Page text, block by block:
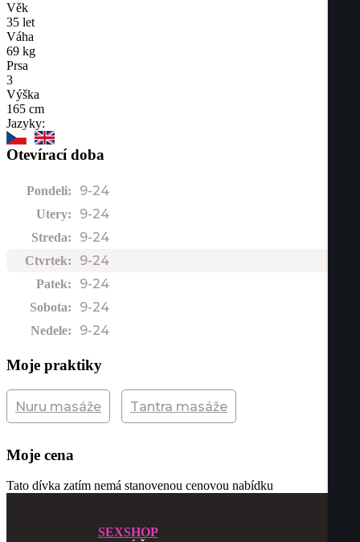
Věk
35 let
Váha
69 kg
Prsa
3
Výška
165 cm
Jazyky:
Otevírací doba
Pondeli: 9-24
Utery: 9-24
Streda: 9-24
Ctvrtek: 9-24
Patek: 9-24
Sobota: 9-24
Nedele: 9-24
Moje praktiky
Nuru masáže Tantra masáže
Moje cena
Tato dívka zatím nemá stanovenou cenovou nabídku
SEXSHOP